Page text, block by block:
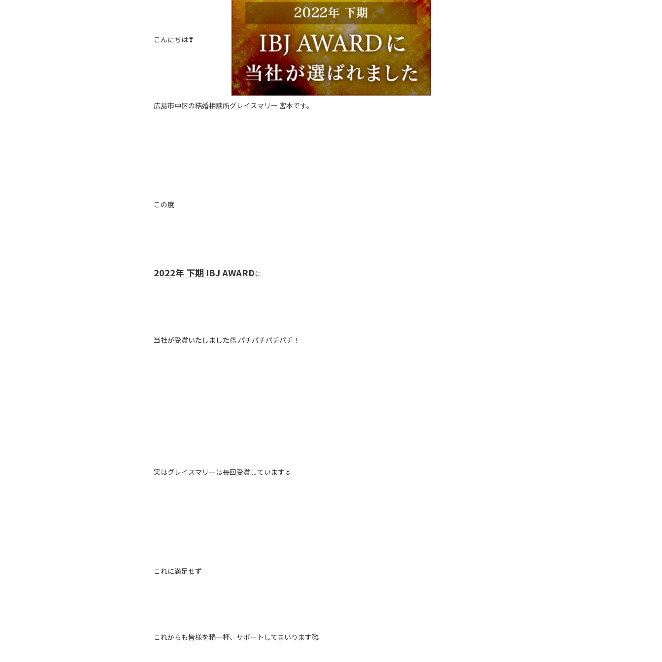
こんにちは❣
広島市中区の結婚相談所グレイスマリー 宮本です。
この度
2022年 下期 IBJ AWARDに
当社が受賞いたしました👏 パチパチパチパチ！
実はグレイスマリーは毎回受賞しています🌷
これに満足せず
これからも皆様を精一杯、サポートしてまいります🥰